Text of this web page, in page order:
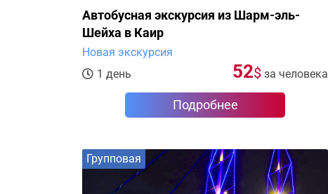
Автобусная экскурсия из Шарм-эль-
Шейха в Каир
Новая экскурсия
1 день
52$ за человека
Подробнее
Групповая